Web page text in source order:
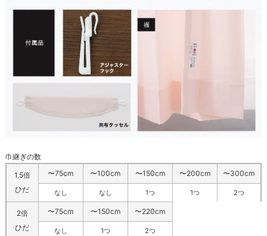
巾継ぎの数
1.5倍
ひだ
〜75cm 〜100cm 〜150cm 〜200cm 〜300cm
なし なし 1つ 1つ 2つ
2倍
ひだ
〜75cm 〜150cm 〜220cm
なし 1つ 2つ